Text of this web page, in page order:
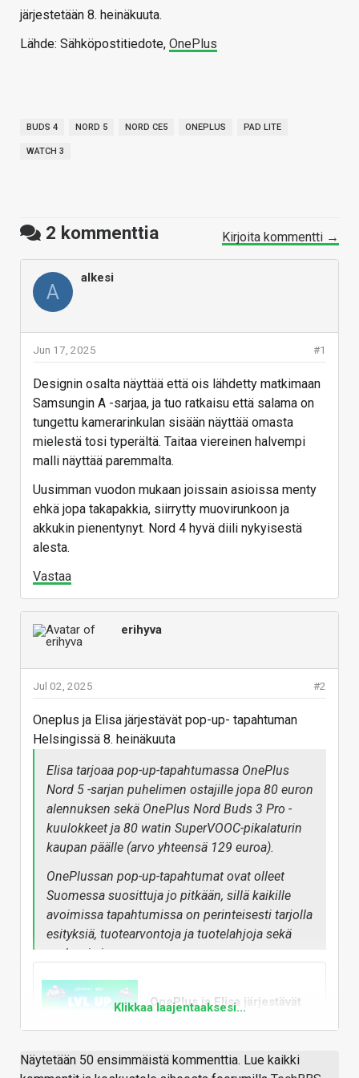
järjestetään 8. heinäkuuta.
Lähde: Sähköpostitiedote, OnePlus
BUDS 4 NORD 5 NORD CE5 ONEPLUS PAD LITE
WATCH 3
2 kommenttia Kirjoita kommentti →
A
alkesi
#1
Jun 17, 2025
Designin osalta näyttää että ois lähdetty matkimaan
Samsungin A -sarjaa, ja tuo ratkaisu että salama on
tungettu kamerarinkulan sisään näyttää omasta
mielestä tosi typerältä. Taitaa viereinen halvempi
malli näyttää paremmalta.
Uusimman vuodon mukaan joissain asioissa menty
ehkä jopa takapakkia, siirrytty muovirunkoon ja
akkukin pienentynyt. Nord 4 hyvä diili nykyisestä
alesta.
Vastaa
erihyva
#2
Jul 02, 2025
Oneplus ja Elisa järjestävät pop-up- tapahtuman
Helsingissä 8. heinäkuuta
Elisa tarjoaa pop-up-tapahtumassa OnePlus
Nord 5 -sarjan puhelimen ostajille jopa 80 euron
alennuksen sekä OnePlus Nord Buds 3 Pro -
kuulokkeet ja 80 watin SuperVOOC-pikalaturin
kaupan päälle (arvo yhteensä 129 euroa).
OnePlussan pop-up-tapahtumat ovat olleet
Suomessa suosittuja jo pitkään, sillä kaikille
avoimissa tapahtumissa on perinteisesti tarjolla
esityksiä, tuotearvontoja ja tuotelahjoja sekä
ruokaa ja juomaa.
Tulevassa pop-up-tapahtumassa Elisa
Kulmassa esiintyy Bizi, yksi tämän hetken
OnePlus tarjoaa sadalle ensimmäiselle Elisa
OnePlus ja Elisa järjestävät
Nord 5 -sarjan puhelinten
ensimmäisille ostajille
Klikkaa laajentaaksesi...
Näytetään 50 ensimmäistä kommenttia. Lue kaikki